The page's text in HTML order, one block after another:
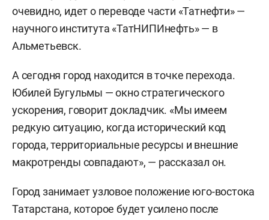
очевидно, идет о переводе части «Татнефти» —
научного института «ТатНИПИнефть» — в
Альметьевск.
А сегодня город находится в точке перехода.
Юбилей Бугульмы — окно стратегического
ускорения, говорит докладчик. «Мы имеем
редкую ситуацию, когда исторический код
города, территориальные ресурсы и внешние
макротренды совпадают», — рассказал он.
Город занимает узловое положение юго-востока
Татарстана, которое будет усилено после